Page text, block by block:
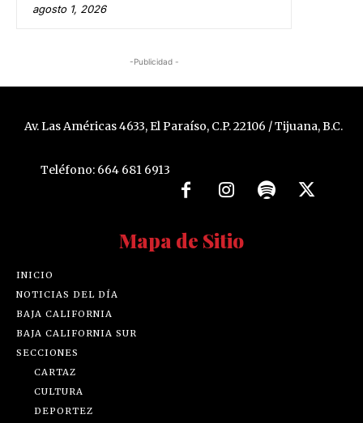
agosto 1, 2026
-Publicidad -
Av. Las Américas 4633, El Paraíso, C.P. 22106 / Tijuana, B.C.
Teléfono: 664 681 6913
Mapa de Sitio
INICIO
NOTICIAS DEL DÍA
BAJA CALIFORNIA
BAJA CALIFORNIA SUR
SECCIONES
CARTAZ
CULTURA
DEPORTEZ